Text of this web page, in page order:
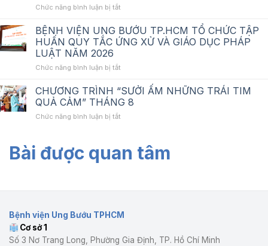
hội
làm
Ngành
lần
IV,
năm
vấn
định_Nâng
cấp
hệ
mạng
dây
tại
Ung
sở
1
Chức năng bình luận bị tắt
báo
chào
giá_Tư
lập
cấp
hệ
thống
mạng
tại
Bệnh
Bướu
sở
1
BỆNH VIỆN UNG BƯỚU TP.HCM TỔ CHỨC TẬP
HUẤN QUY TẮC ỨNG XỬ VÀ GIÁO DỤC PHÁP
LUẬT NĂM 2026
Chức năng bình luận bị tắt
VIỆN
UNG
BƯỚU
TP.HCM
TẬP
HUẤN
ỨNG
GIÁO
PHÁP
CHƯƠNG TRÌNH “SƯỞI ẤM NHỮNG TRÁI TIM
QUẢ CẢM” THÁNG 8
Chức năng bình luận bị tắt
“SƯỞI
THÁNG
Bài được quan tâm
Bệnh viện Ung Bướu TPHCM
Cơ sở 1
Số 3 Nơ Trang Long, Phường Gia Định, TP. Hồ Chí Minh